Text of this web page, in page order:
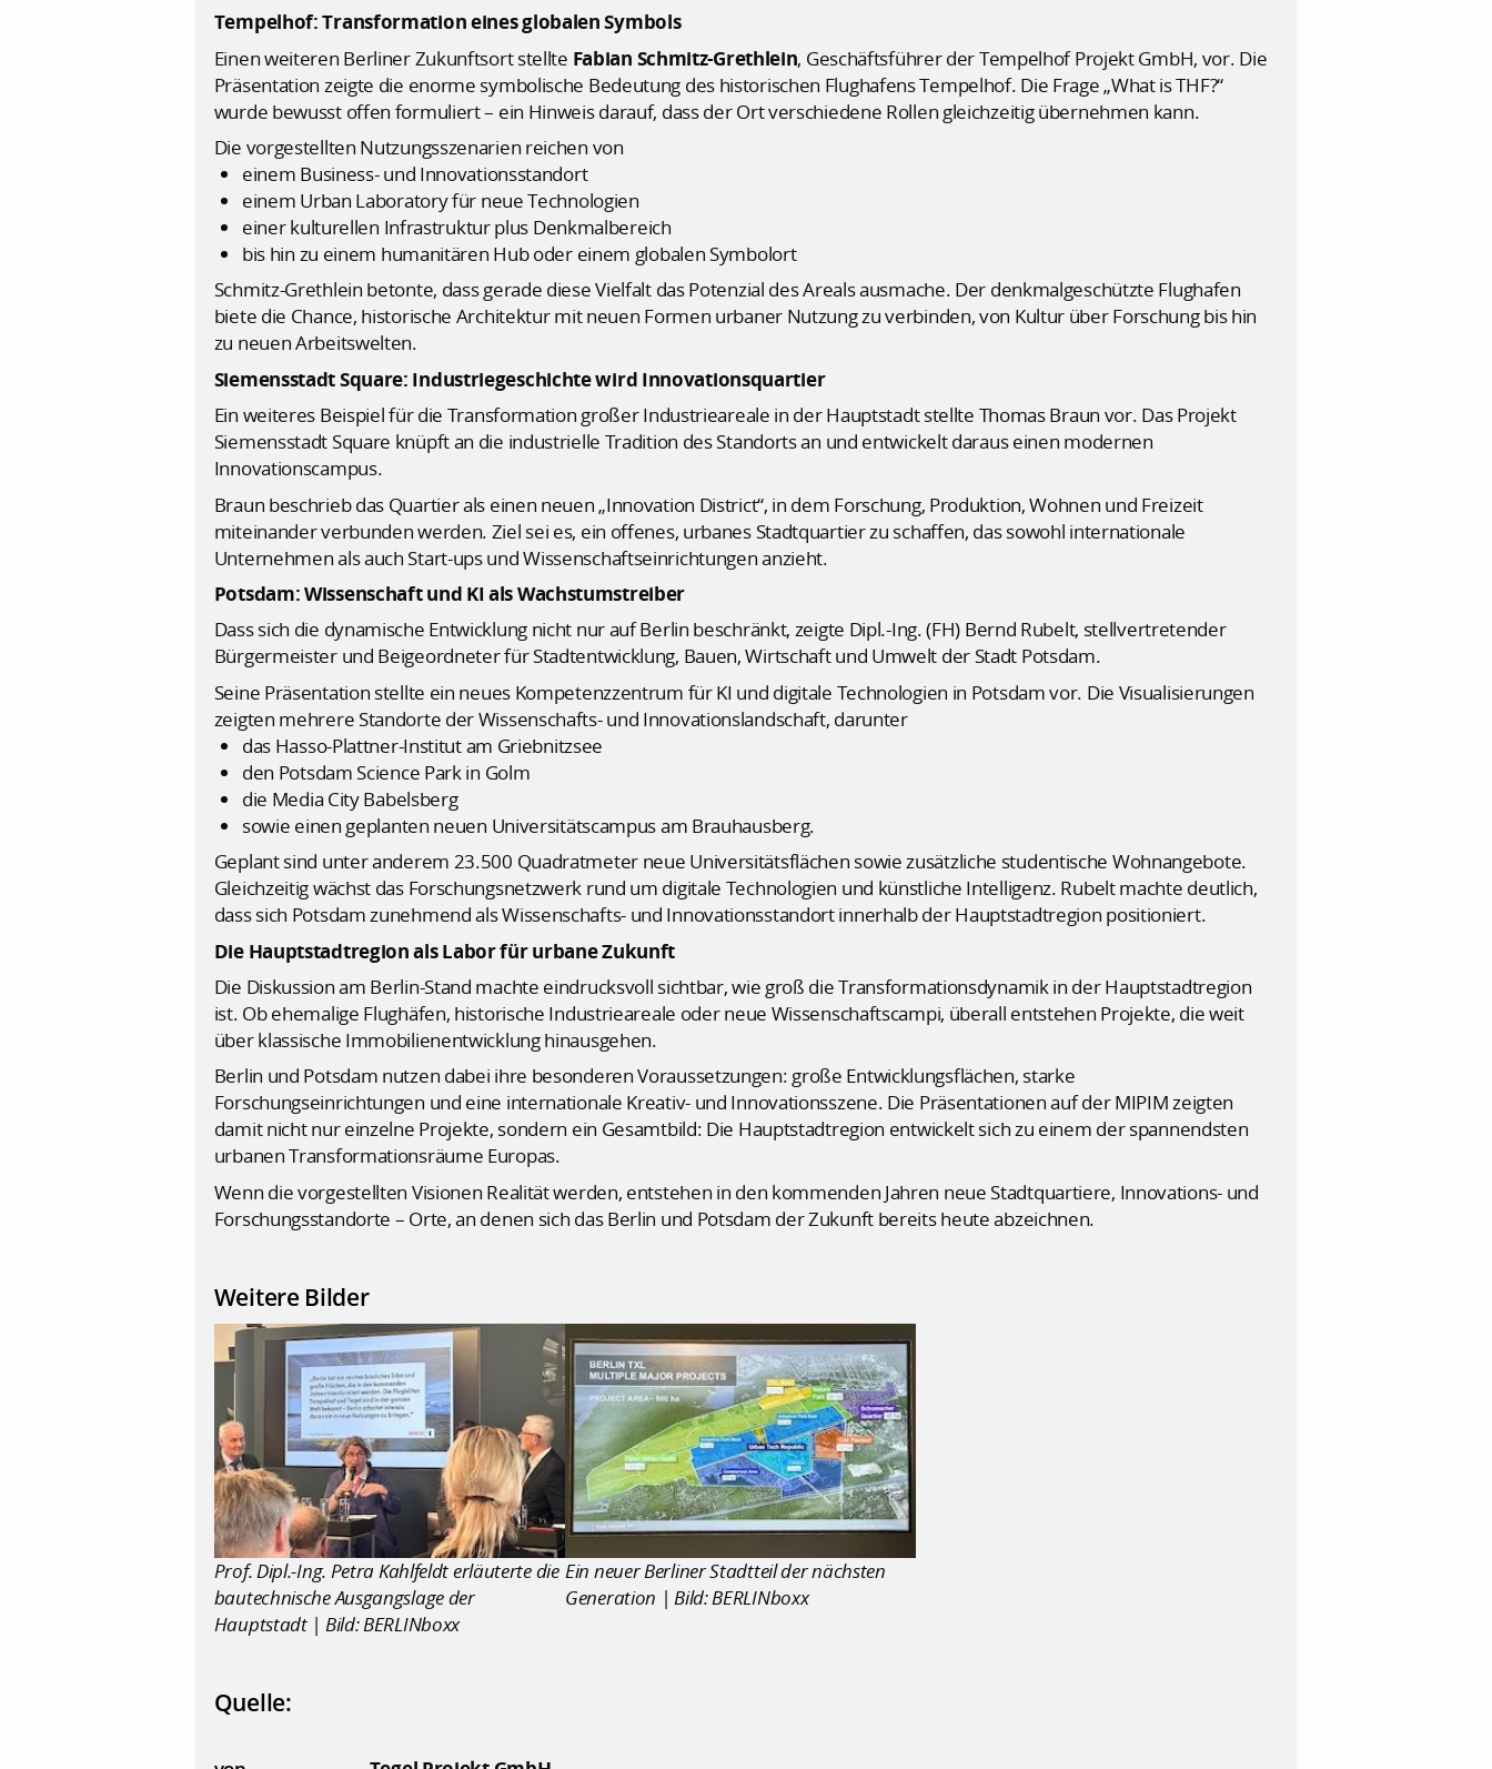
Tempelhof: Transformation eines globalen Symbols
Einen weiteren Berliner Zukunftsort stellte Fabian Schmitz-Grethlein, Geschäftsführer der Tempelhof Projekt GmbH, vor. Die
Präsentation zeigte die enorme symbolische Bedeutung des historischen Flughafens Tempelhof. Die Frage „What is THF?“
wurde bewusst offen formuliert – ein Hinweis darauf, dass der Ort verschiedene Rollen gleichzeitig übernehmen kann.
Die vorgestellten Nutzungsszenarien reichen von
einem Business- und Innovationsstandort
einem Urban Laboratory für neue Technologien
einer kulturellen Infrastruktur plus Denkmalbereich
bis hin zu einem humanitären Hub oder einem globalen Symbolort
Schmitz-Grethlein betonte, dass gerade diese Vielfalt das Potenzial des Areals ausmache. Der denkmalgeschützte Flughafen
biete die Chance, historische Architektur mit neuen Formen urbaner Nutzung zu verbinden, von Kultur über Forschung bis hin
zu neuen Arbeitswelten.
Siemensstadt Square: Industriegeschichte wird Innovationsquartier
Ein weiteres Beispiel für die Transformation großer Industrieareale in der Hauptstadt stellte Thomas Braun vor. Das Projekt
Siemensstadt Square knüpft an die industrielle Tradition des Standorts an und entwickelt daraus einen modernen
Innovationscampus.
Braun beschrieb das Quartier als einen neuen „Innovation District“, in dem Forschung, Produktion, Wohnen und Freizeit
miteinander verbunden werden. Ziel sei es, ein offenes, urbanes Stadtquartier zu schaffen, das sowohl internationale
Unternehmen als auch Start-ups und Wissenschaftseinrichtungen anzieht.
Potsdam: Wissenschaft und KI als Wachstumstreiber
Dass sich die dynamische Entwicklung nicht nur auf Berlin beschränkt, zeigte Dipl.-Ing. (FH) Bernd Rubelt, stellvertretender
Bürgermeister und Beigeordneter für Stadtentwicklung, Bauen, Wirtschaft und Umwelt der Stadt Potsdam.
Seine Präsentation stellte ein neues Kompetenzzentrum für KI und digitale Technologien in Potsdam vor. Die Visualisierungen
zeigten mehrere Standorte der Wissenschafts- und Innovationslandschaft, darunter
das Hasso-Plattner-Institut am Griebnitzsee
den Potsdam Science Park in Golm
die Media City Babelsberg
sowie einen geplanten neuen Universitätscampus am Brauhausberg.
Geplant sind unter anderem 23.500 Quadratmeter neue Universitätsflächen sowie zusätzliche studentische Wohnangebote.
Gleichzeitig wächst das Forschungsnetzwerk rund um digitale Technologien und künstliche Intelligenz. Rubelt machte deutlich,
dass sich Potsdam zunehmend als Wissenschafts- und Innovationsstandort innerhalb der Hauptstadtregion positioniert.
Die Hauptstadtregion als Labor für urbane Zukunft
Die Diskussion am Berlin-Stand machte eindrucksvoll sichtbar, wie groß die Transformationsdynamik in der Hauptstadtregion
ist. Ob ehemalige Flughäfen, historische Industrieareale oder neue Wissenschaftscampi, überall entstehen Projekte, die weit
über klassische Immobilienentwicklung hinausgehen.
Berlin und Potsdam nutzen dabei ihre besonderen Voraussetzungen: große Entwicklungsflächen, starke
Forschungseinrichtungen und eine internationale Kreativ- und Innovationsszene. Die Präsentationen auf der MIPIM zeigten
damit nicht nur einzelne Projekte, sondern ein Gesamtbild: Die Hauptstadtregion entwickelt sich zu einem der spannendsten
urbanen Transformationsräume Europas.
Wenn die vorgestellten Visionen Realität werden, entstehen in den kommenden Jahren neue Stadtquartiere, Innovations- und
Forschungsstandorte – Orte, an denen sich das Berlin und Potsdam der Zukunft bereits heute abzeichnen.
Weitere Bilder
Prof. Dipl.-Ing. Petra Kahlfeldt erläuterte die
bautechnische Ausgangslage der
Hauptstadt | Bild: BERLINboxx
Ein neuer Berliner Stadtteil der nächsten
Generation | Bild: BERLINboxx
Quelle: